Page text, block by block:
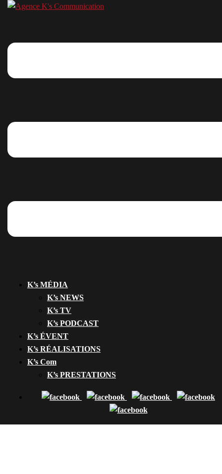
K’s MÉDIA
K’s NEWS
K’s TV
K’s PODCAST
K’s ÉVENT
K’s RÉALISATIONS
K’s Com
K’s PRESTATIONS